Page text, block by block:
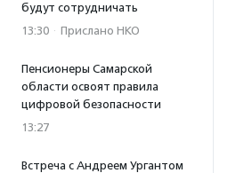
будут сотрудничать
13:30 · Прислано НКО
Пенсионеры Самарской
области освоят правила
цифровой безопасности
13:27
Встреча с Андреем Ургантом